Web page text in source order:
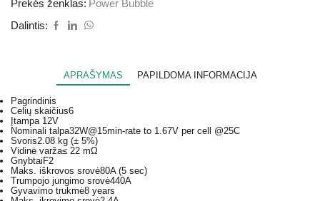
Prekės ženklas: Power Bubble
Dalintis:
APRAŠYMAS PAPILDOMA INFORMACIJA
Pagrindinis
Celių skaičius6
Įtampa 12V
Nominali talpa32W@15min-rate to 1.67V per cell @25C
Svoris2.08 kg (± 5%)
Vidinė varža≤ 22 mΩ
Gnybtai F2
Maks. iškrovos srovė80A (5 sec)
Trumpojo jungimo srovė440A
Gyvavimo trukmė8 years